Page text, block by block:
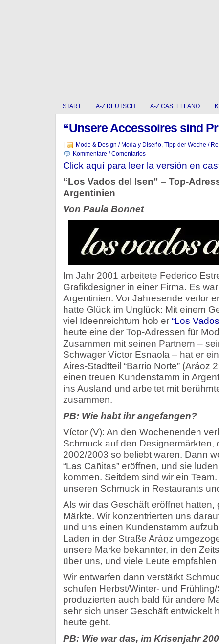
START A-Z DEUTSCH A-Z CASTELLANO
“Unsere Accessoires sind
Mode & Design / Moda y Diseño, Tipp der Woche /
Kommentare / Comentarios
Click aquí para leer la versión en
“Los Vados del Isen” – Top-
Argentinien
Von Paula Bonnet
Im Jahr 2001 arbeitete Federico
Grafikdesigner in einer Firma. Es
Argentinien: Vor Jahresende verlor
hatte Glück im Unglück: Mit einem
viel Ideenreichtum hob er “Los
heute eine der Top-Adressen für
Zusammen mit seinen Partnern –
Schwager Víctor Esnaola – hat er
Aires-Stadtteil “Barrio Norte” (Aráoz
einen treuen Kundenstamm in
ins Ausland und arbeitet mit
zusammen.
PB: Wie habt ihr angefangen?
Víctor (V): An den Wochenenden
Schmuck auf den Designermärkten,
2002/2003 so beliebt waren. Dann
“Las Cañitas” eröffnen, und sie
kommen. Seitdem sind wir ein
unseren Schmuck in Restaurants
Als wir das Geschäft eröffnet hatten,
Märkte. Wir konzentrierten uns
und uns einen Kundenstamm
Laden in der Straße Aráoz
unsere Marke bekannter, in den
über uns, und viele Leute empfahlen
Wir entwarfen dann verstärkt
schufen Herbst/Winter- und
produzierten auch bald für andere
sehr sich unser Geschäft entwickelt
heute geht.
PB: Wie war das, im Krisenjahr